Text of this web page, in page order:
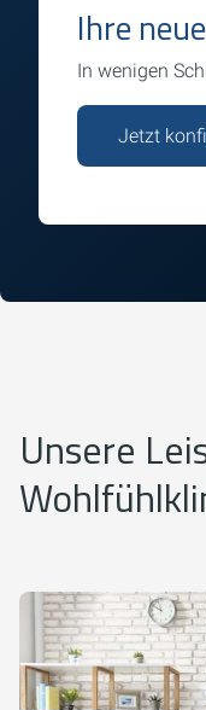
Ihre
In wenigen
Jetzt
Unsere